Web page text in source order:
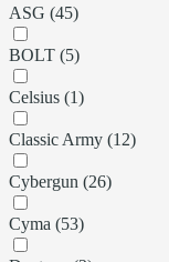
ASG (45)
BOLT (5)
Celsius (1)
Classic Army (12)
Cybergun (26)
Cyma (53)